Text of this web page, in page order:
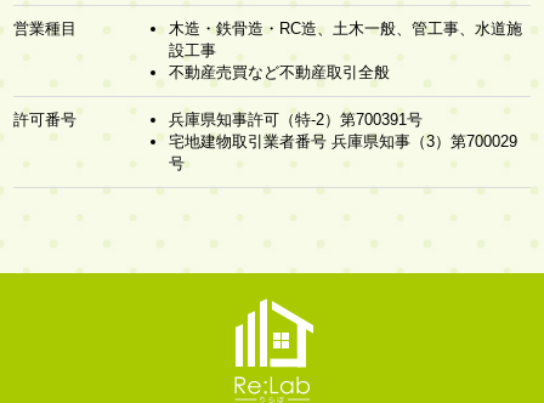
営業種目
木造・鉄骨造・RC造、土木一般、管工事、水道施
設工事
不動産売買など不動産取引全般
許可番号
兵庫県知事許可（特-2）第700391号
宅地建物取引業者番号 兵庫県知事（3）第700029
号